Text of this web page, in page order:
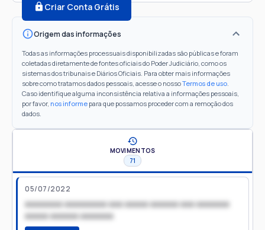
Criar Conta Grátis
Origem das informações
Todas as informações processuais disponibilizadas são públicas e foram
coletadas diretamente de fontes oficiais do Poder Judiciário, como os
sistemas dos tribunais e Diários Oficiais. Para obter mais informações
sobre como tratamos dados pessoais, acesse o nossoTermos de uso.
Caso identifique alguma inconsistência relativa a informações pessoais,
por favor, nos informe para que possamos proceder com a remoção dos
dados.
MOVIMENTOS
71
05/07/2022
xxxxxxxx xxxxxxxxx xxx xxxxx xxxxxx xxx xxxxxxx
xxxxx xxxxxx xxxxxxx